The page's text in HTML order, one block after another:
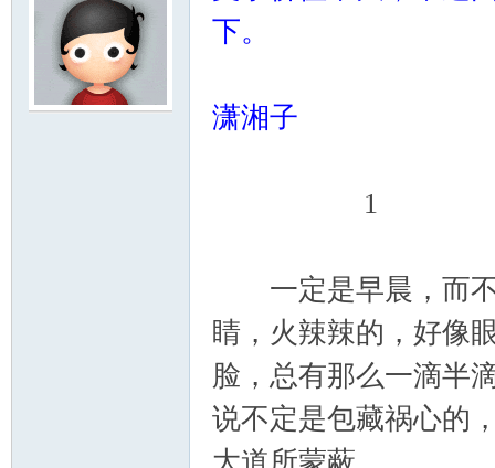
下。
潇湘子
1
一定是早晨，而不
睛，火辣辣的，好像
脸，总有那么一滴半
说不定是包藏祸心的
大道所蒙蔽。